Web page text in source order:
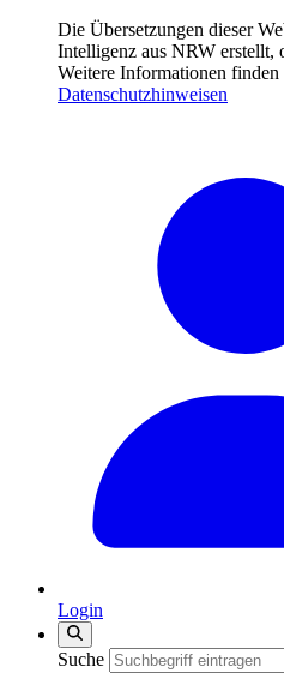
Die Übersetzungen dieser
Intelligenz aus NRW erstellt,
Weitere Informationen finden
Datenschutzhinweisen
Login
Suche